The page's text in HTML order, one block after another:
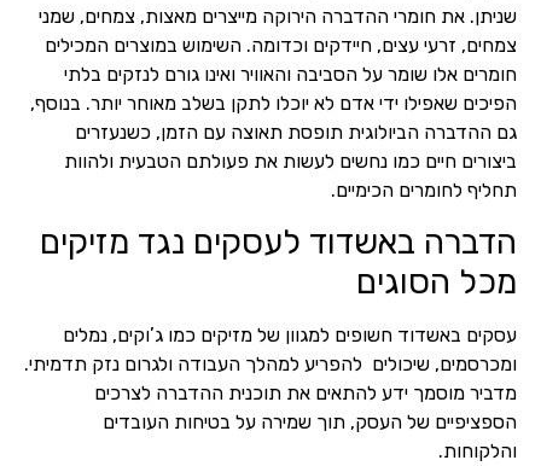
שניתן. את חומרי ההדברה הירוקה מייצרים מאצות, צמחים, שמני
צמחים, זרעי עצים, חיידקים וכדומה. השימוש במוצרים המכילים
חומרים אלו שומר על הסביבה והאוויר ואינו גורם לנזקים בלתי
הפיכים שאפילו ידי אדם לא יוכלו לתקן בשלב מאוחר יותר. בנוסף,
גם ההדברה הביולוגית תופסת תאוצה עם הזמן, כשנעזרים
ביצורים חיים כמו נחשים לעשות את פעולתם הטבעית ולהוות
תחליף לחומרים הכימיים.
הדברה באשדוד לעסקים נגד מזיקים
מכל הסוגים
עסקים באשדוד חשופים למגוון של מזיקים כמו ג’וקים, נמלים
ומכרסמים, שיכולים להפריע למהלך העבודה ולגרום נזק תדמיתי.
מדביר מוסמך ידע להתאים את תוכנית ההדברה לצרכים
הספציפיים של העסק, תוך שמירה על בטיחות העובדים
והלקוחות.